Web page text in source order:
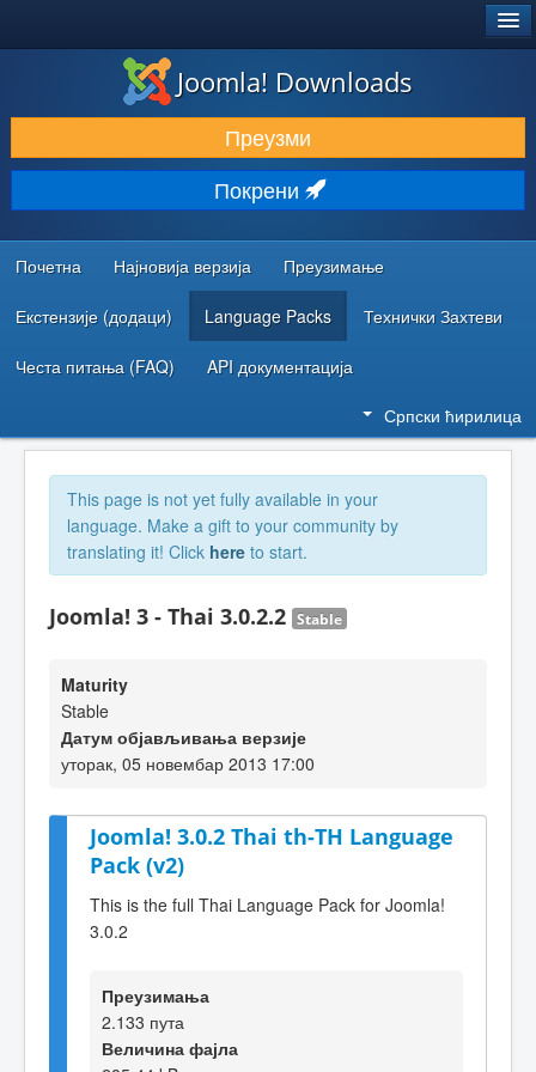
ПРЕУЗИМАЊЕ И ПРОШИРЕЊА (ЕКСТЕНЗИЈЕ)
ОТКРИЈТЕ И НАУЧИТЕ
ЗАЈЕДНИЦА И ПОДРШКА
РЕСУРСИ ЗА РАЗВОЈ
Joomla! Downloads
Преузми
Покрени
Почетна Најновија верзија Преузимање
Екстензије (додаци) Language Packs Технички Захтеви
Честа питања (FAQ) API документација
Српски ћирилица
This page is not yet fully available in your
language. Make a gift to your community by
translating it! Click here to start.
Joomla! 3 - Thai 3.0.2.2 Stable
Maturity
Stable
Датум објављивања верзије
уторак, 05 новембар 2013 17:00
Joomla! 3.0.2 Thai th-TH Language
Pack (v2)
This is the full Thai Language Pack for Joomla!
3.0.2
Преузимања
2.133 пута
Величина фајла